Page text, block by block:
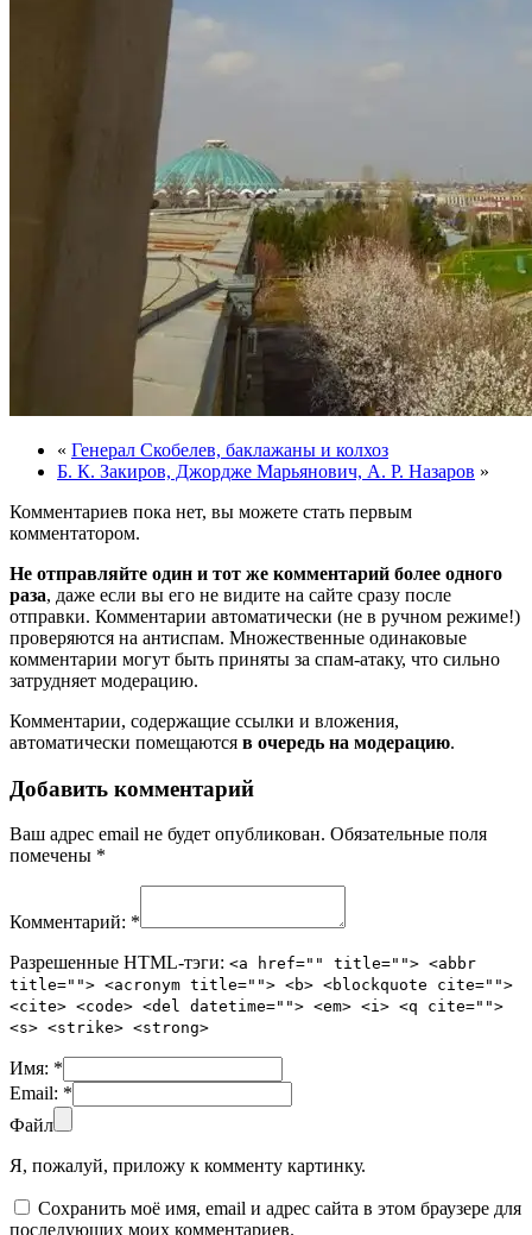
« Генерал Скобелев, баклажаны и колхоз
Б. К. Закиров, Джордже Марьянович, А. Р. Назаров »
Комментариев пока нет, вы можете стать первым
комментатором.
Не отправляйте один и тот же комментарий более одного
раза, даже если вы его не видите на сайте сразу после
отправки. Комментарии автоматически (не в ручном режиме!)
проверяются на антиспам. Множественные одинаковые
комментарии могут быть приняты за спам-атаку, что сильно
затрудняет модерацию.
Комментарии, содержащие ссылки и вложения,
автоматически помещаются в очередь на модерацию.
Добавить комментарий
Ваш адрес email не будет опубликован. Обязательные поля
помечены *
Комментарий: *
Разрешенные HTML-тэги: <a href="" title=""> <abbr
title=""> <acronym title=""> <b> <blockquote cite="">
<cite> <code> <del datetime=""> <em> <i> <q cite="">
<s> <strike> <strong>
Имя: *
Email: *
Файл
Я, пожалуй, приложу к комменту картинку.
Сохранить моё имя, email и адрес сайта в этом браузере для
последующих моих комментариев.